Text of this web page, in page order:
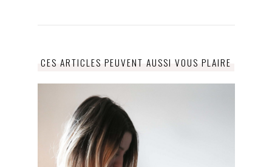
CES ARTICLES PEUVENT AUSSI VOUS PLAIRE